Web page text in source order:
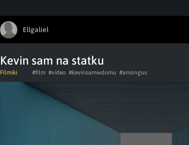
Ellgaliel
Kevin sam na statku
Filmiki #film #video #kevinsamwdomu #amongus